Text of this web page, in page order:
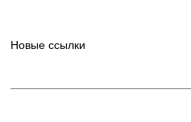
Новые ссылки